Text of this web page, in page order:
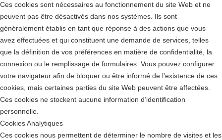
Ces cookies sont nécessaires au fonctionnement du site Web et ne
peuvent pas être désactivés dans nos systèmes. Ils sont
généralement établis en tant que réponse à des actions que vous
avez effectuées et qui constituent une demande de services, telles
que la définition de vos préférences en matière de confidentialité, la
connexion ou le remplissage de formulaires. Vous pouvez configurer
votre navigateur afin de bloquer ou être informé de l'existence de ces
cookies, mais certaines parties du site Web peuvent être affectées.
Ces cookies ne stockent aucune information d’identification
personnelle.
Cookies Analytiques
Ces cookies nous permettent de déterminer le nombre de visites et les